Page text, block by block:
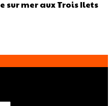
sur mer aux Trois Ilets